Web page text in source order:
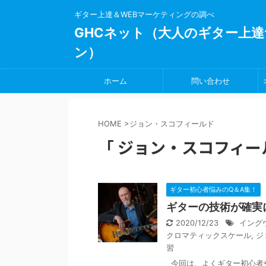
ギター上達＆WEBマーケティングの調べ
GHCネット（大人のギター上
ン）
ホーム 問い合わせ
HOME >ジョン・スコフィールド
「 ジョン・スコフィ
ギター初心者悩みのQ＆A集！
ギターの技術が確
2020/12/23
イング
クロマティックスケール, ジ
習
今回は、よくギター初心